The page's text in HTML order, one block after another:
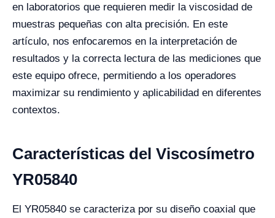
en laboratorios que requieren medir la viscosidad de
muestras pequeñas con alta precisión. En este
artículo, nos enfocaremos en la interpretación de
resultados y la correcta lectura de las mediciones que
este equipo ofrece, permitiendo a los operadores
maximizar su rendimiento y aplicabilidad en diferentes
contextos.
Características del Viscosímetro
YR05840
El YR05840 se caracteriza por su diseño coaxial que